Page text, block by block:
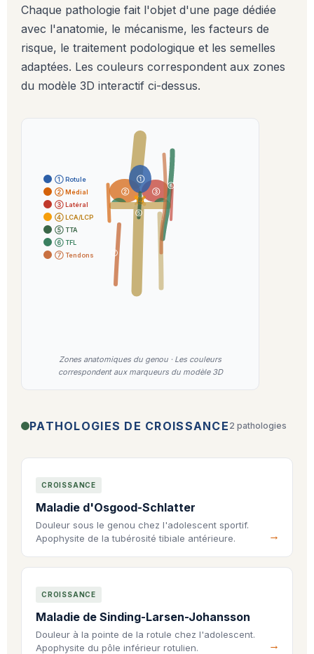
Chaque pathologie fait l'objet d'une page dédiée
avec l'anatomie, le mécanisme, les facteurs de
risque, le traitement podologique et les semelles
adaptées. Les couleurs correspondent aux zones
du modèle 3D interactif ci-dessus.
①
① Rotule
② Médial
③ Latéral
④ LCA/LCP
⑤ TTA
⑥ TFL
⑦ Tendons
② ③
④
⑤
⑥
⑦
Zones anatomiques du genou · Les couleurs
correspondent aux marqueurs du modèle 3D
PATHOLOGIES DE CROISSANCE 2 pathologies
CROISSANCE
Maladie d'Osgood-Schlatter
Douleur sous le genou chez l'adolescent sportif.
Apophysite de la tubérosité tibiale antérieure.
CROISSANCE
Maladie de Sinding-Larsen-Johansson
Douleur à la pointe de la rotule chez l'adolescent.
Apophysite du pôle inférieur rotulien.